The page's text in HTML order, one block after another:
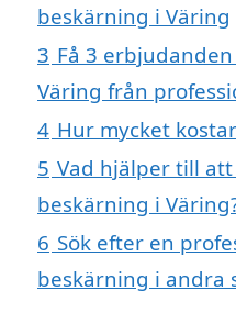
beskärning i Väring
3 Få 3
Väring från
4 Hur mycket
5 Vad hjälper till
beskärning i
6 Sök efter en
beskärning i andra